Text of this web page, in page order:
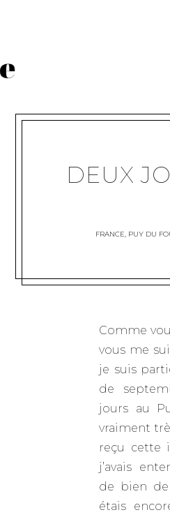
DEUX
FRANCE, PUY DU
Comme
vous me
je suis
de
jours au
vraiment
reçu cette
j’avais
de bien de
étais